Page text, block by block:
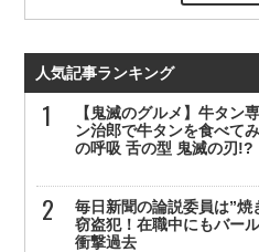
人気記事ランキング
【鬼滅のグルメ】牛タン
ン治郎で牛タンを食べて
の呼吸 舌の型 鬼滅の刃!?
毎日新聞の論説委員は”焼
窃盗犯！在職中にもバー
衝撃過去